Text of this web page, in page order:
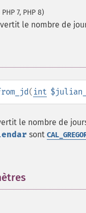
7, PHP 8)
le nombre de
( int
le nombre de
sont